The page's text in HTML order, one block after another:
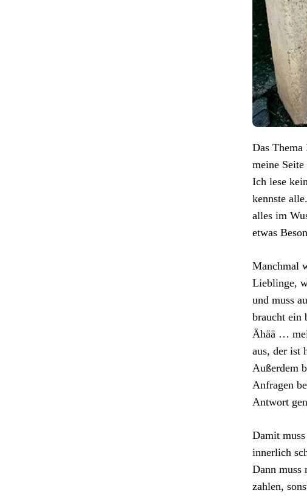
Das
meine
Ich lese
kennste
alles im
etwas
Manchmal
Lieblinge,
und muss
braucht ein
Ähää …
aus, der ist
Außerdem
Anfragen
Antwort
Damit
innerlich
Dann muss
zahlen,